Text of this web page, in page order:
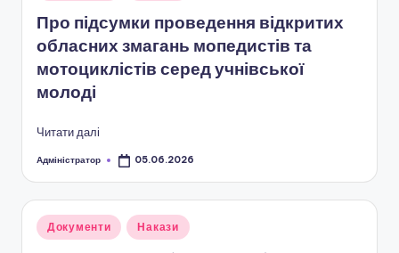
в
іт
и
"
Р
і
в
н
Про підсумки проведення відкритих
обласних змагань мопедистів та
мотоциклістів серед учнівської
молоді
Читати далі
Опубліковано
Адміністратор 05.06.2026
Опубліковано
Документи Накази